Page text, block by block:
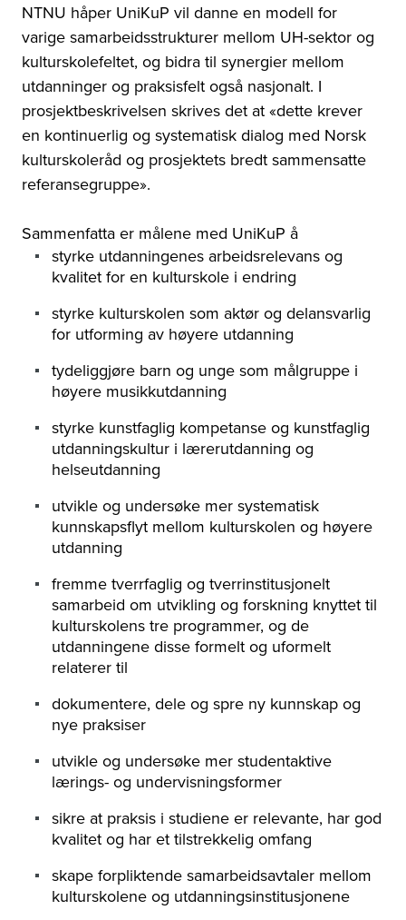
NTNU håper UniKuP vil danne en modell for
varige samarbeidsstrukturer mellom UH-sektor og
kulturskolefeltet, og bidra til synergier mellom
utdanninger og praksisfelt også nasjonalt. I
prosjektbeskrivelsen skrives det at «dette krever
en kontinuerlig og systematisk dialog med Norsk
kulturskoleråd og prosjektets bredt sammensatte
referansegruppe».
Sammenfatta er målene med UniKuP å
styrke utdanningenes arbeidsrelevans og
kvalitet for en kulturskole i endring
styrke kulturskolen som aktør og delansvarlig
for utforming av høyere utdanning
tydeliggjøre barn og unge som målgruppe i
høyere musikkutdanning
styrke kunstfaglig kompetanse og kunstfaglig
utdanningskultur i lærerutdanning og
helseutdanning
utvikle og undersøke mer systematisk
kunnskapsflyt mellom kulturskolen og høyere
utdanning
fremme tverrfaglig og tverrinstitusjonelt
samarbeid om utvikling og forskning knyttet til
kulturskolens tre programmer, og de
utdanningene disse formelt og uformelt
relaterer til
dokumentere, dele og spre ny kunnskap og
nye praksiser
utvikle og undersøke mer studentaktive
lærings- og undervisningsformer
sikre at praksis i studiene er relevante, har god
kvalitet og har et tilstrekkelig omfang
skape forpliktende samarbeidsavtaler mellom
kulturskolene og utdanningsinstitusjonene